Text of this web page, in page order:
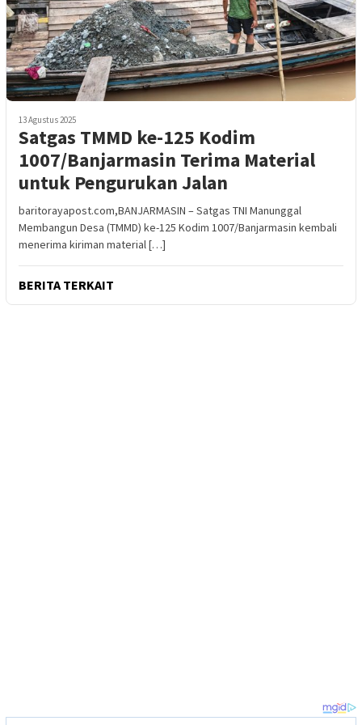
13 Agustus 2025
Satgas TMMD ke-125 Kodim
1007/Banjarmasin Terima Material
untuk Pengurukan Jalan
baritorayapost.com,BANJARMASIN – Satgas TNI Manunggal
Membangun Desa (TMMD) ke-125 Kodim 1007/Banjarmasin kembali
menerima kiriman material […]
BERITA TERKAIT